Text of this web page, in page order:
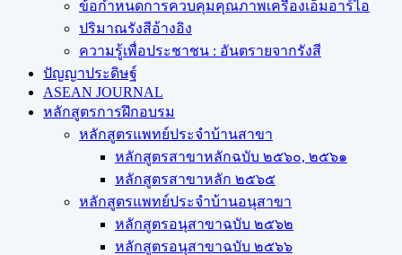
ข้อกำหนดการควบคุมคุณภาพเครื่องเอ็มอาร์ไอ
ปริมาณรังสีอ้างอิง
ความรู้เพื่อประชาชน : อันตรายจากรังสี
ปัญญาประดิษฐ์
ASEAN JOURNAL
หลักสูตรการฝึกอบรม
หลักสูตรแพทย์ประจำบ้านสาขา
หลักสูตรสาขาหลักฉบับ ๒๕๖๐, ๒๕๖๑
หลักสูตรสาขาหลัก ๒๕๖๕
หลักสูตรแพทย์ประจำบ้านอนุสาขา
หลักสูตรอนุสาขาฉบับ ๒๕๖๒
หลักสูตรอนุสาขาฉบับ ๒๕๖๖